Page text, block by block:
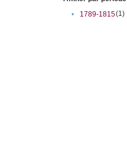
•
1789-1815(1)